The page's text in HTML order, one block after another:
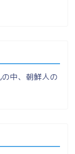
中、朝鮮人の